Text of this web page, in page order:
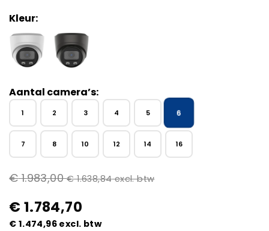
Kleur:
Aantal camera’s:
1 2 3 4 5 6
7 8 10 12 14 16
€1.983,00 €1.638,84excl. btw
€ 1.784,70
€ 1.474,96 excl. btw